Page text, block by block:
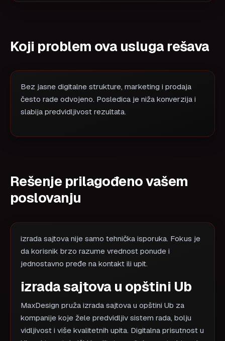
Koji problem ova usluga rešava
Bez jasne digitalne strukture, marketing i prodaja
često rade odvojeno. Posledica je niža konverzija i
slabija predvidljivost rezultata.
Rešenje prilagođeno vašem
poslovanju
izrada sajtova nije samo tehnička isporuka. Fokus je
da korisnik brzo razume vrednost ponude i
jednostavno pređe na kontakt ili upit.
izrada sajtova u opštini Ub
MaxDesign pruža izrada sajtova u opštini Ub za
kompanije koje žele predvidljiv sistem rada, bolju
vidljivost i više kvalitetnih upita. Digitalna prisutnost u